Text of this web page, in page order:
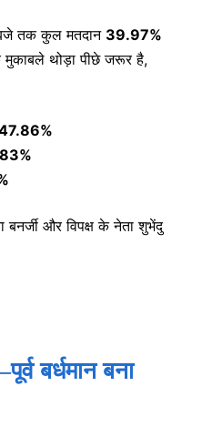
तक कुल मतदान 39.97%
मुकाबले थोड़ा पीछे जरूर है,
बनर्जी और विपक्ष के नेता शुभेंदु
बर्धमान बना